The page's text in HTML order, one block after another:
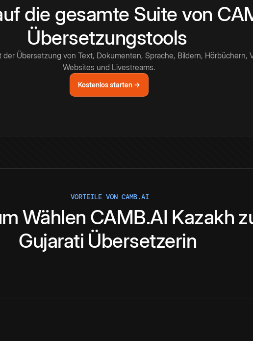
die gesamte Suite von
Übersetzungstools
der Übersetzung von Text, Dokumenten, Sprache, Bildern, Hörbüchern,
Websites und Livestreams.
Kostenlos starten →
VORTEILE VON CAMB.AI
Wählen CAMB.AI Kazakh
Gujarati Übersetzerin